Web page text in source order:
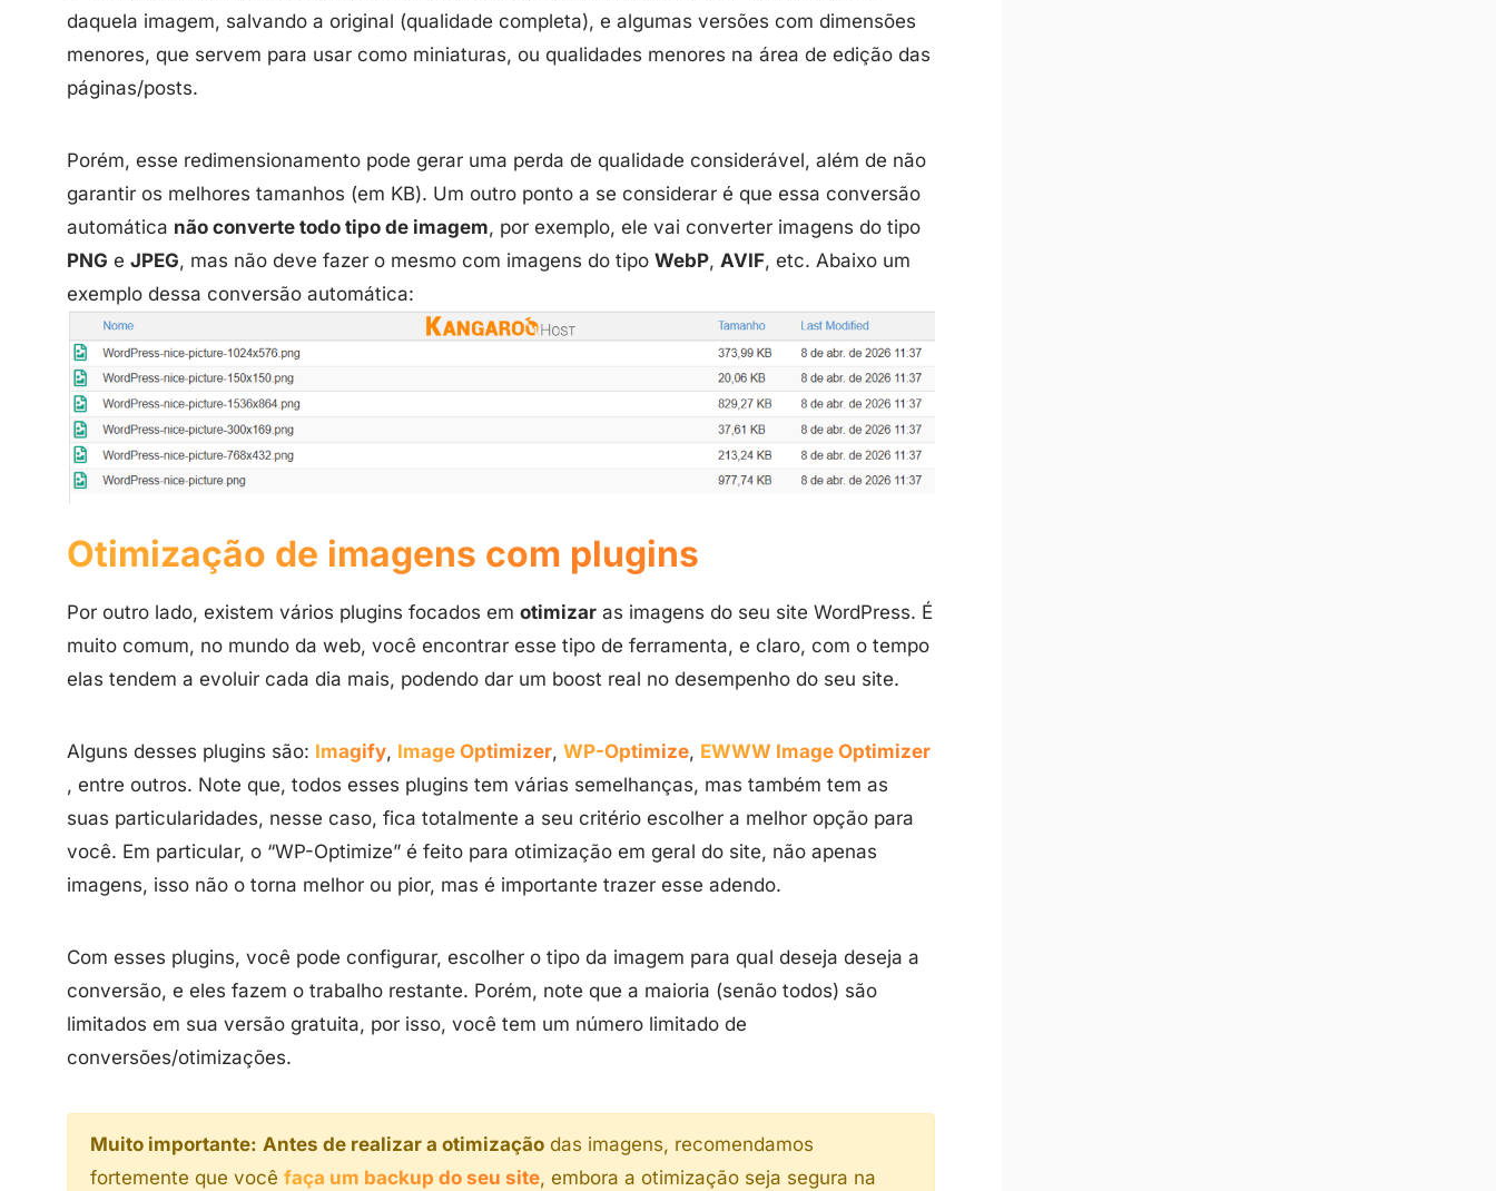
daquela imagem, salvando a original (qualidade completa), e algumas versões com dimensões
menores, que servem para usar como miniaturas, ou qualidades menores na área de edição das
páginas/posts.
Porém, esse redimensionamento pode gerar uma perda de qualidade considerável, além de não
garantir os melhores tamanhos (em KB). Um outro ponto a se considerar é que essa conversão
automática não converte todo tipo de imagem, por exemplo, ele vai converter imagens do tipo
PNG e JPEG, mas não deve fazer o mesmo com imagens do tipo WebP, AVIF, etc. Abaixo um
exemplo dessa conversão automática:
Otimização de imagens com plugins
Por outro lado, existem vários plugins focados em otimizar as imagens do seu site WordPress. É
muito comum, no mundo da web, você encontrar esse tipo de ferramenta, e claro, com o tempo
elas tendem a evoluir cada dia mais, podendo dar um boost real no desempenho do seu site.
Alguns desses plugins são: Imagify, Image Optimizer, WP-Optimize, EWWW Image Optimizer
, entre outros. Note que, todos esses plugins tem várias semelhanças, mas também tem as
suas particularidades, nesse caso, fica totalmente a seu critério escolher a melhor opção para
você. Em particular, o “WP-Optimize” é feito para otimização em geral do site, não apenas
imagens, isso não o torna melhor ou pior, mas é importante trazer esse adendo.
Com esses plugins, você pode configurar, escolher o tipo da imagem para qual deseja deseja a
conversão, e eles fazem o trabalho restante. Porém, note que a maioria (senão todos) são
limitados em sua versão gratuita, por isso, você tem um número limitado de
conversões/otimizações.
Muito importante: Antes de realizar a otimização das imagens, recomendamos
fortemente que você faça um backup do seu site, embora a otimização seja segura na